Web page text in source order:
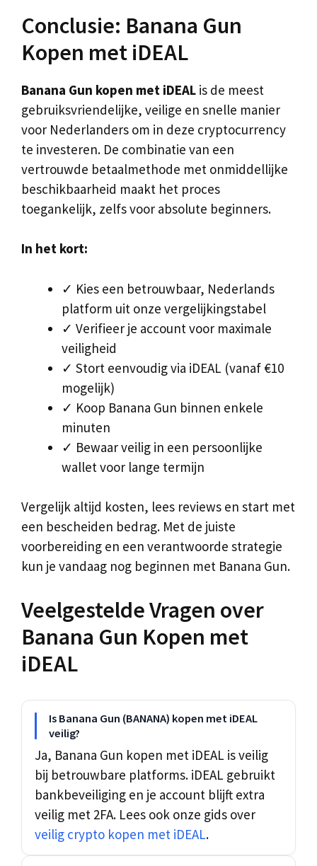
Conclusie: Banana Gun
Kopen met iDEAL
Banana Gun kopen met iDEAL is de meest
gebruiksvriendelijke, veilige en snelle manier
voor Nederlanders om in deze cryptocurrency
te investeren. De combinatie van een
vertrouwde betaalmethode met onmiddellijke
beschikbaarheid maakt het proces
toegankelijk, zelfs voor absolute beginners.
In het kort:
✓ Kies een betrouwbaar, Nederlands
platform uit onze vergelijkingstabel
✓ Verifieer je account voor maximale
veiligheid
✓ Stort eenvoudig via iDEAL (vanaf €10
mogelijk)
✓ Koop Banana Gun binnen enkele
minuten
✓ Bewaar veilig in een persoonlijke
wallet voor lange termijn
Vergelijk altijd kosten, lees reviews en start met
een bescheiden bedrag. Met de juiste
voorbereiding en een verantwoorde strategie
kun je vandaag nog beginnen met Banana Gun.
Veelgestelde Vragen over
Banana Gun Kopen met
iDEAL
Is Banana Gun (BANANA) kopen met iDEAL
veilig?
Ja, Banana Gun kopen met iDEAL is veilig
bij betrouwbare platforms. iDEAL gebruikt
bankbeveiliging en je account blijft extra
veilig met 2FA. Lees ook onze gids over
veilig crypto kopen met iDEAL.